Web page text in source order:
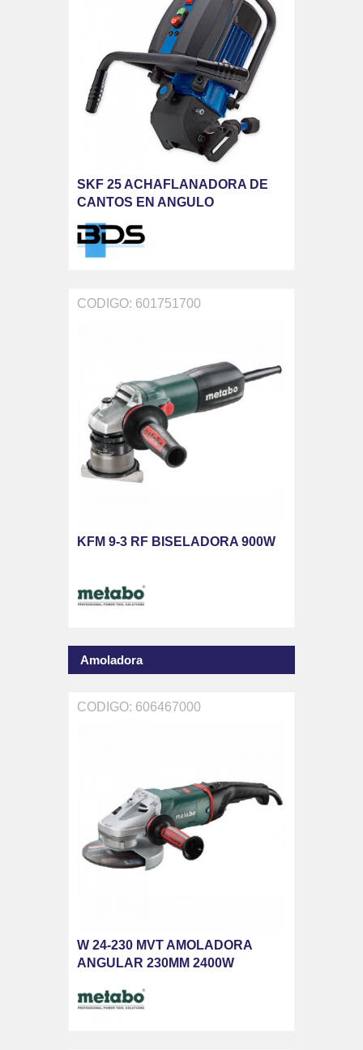
SKF 25 ACHAFLANADORA DE
CANTOS EN ANGULO
CODIGO: 601751700
KFM 9-3 RF BISELADORA 900W
Amoladora
CODIGO: 606467000
W 24-230 MVT AMOLADORA
ANGULAR 230MM 2400W